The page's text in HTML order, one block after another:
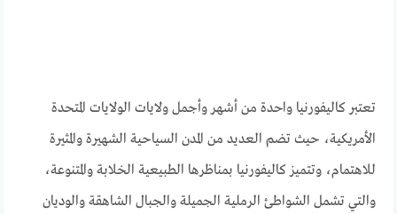
تعتبر كاليفورنيا واحدة من أشهر وأجمل ولايات الولايات المتحدة
الأمريكية، حيث تضم العديد من المدن السياحية الشهيرة والمثيرة
للاهتمام، وتتميز كاليفورنيا بمناظرها الطبيعية الخلابة والمتنوعة،
والتي تشمل الشواطئ الرملية الجميلة والجبال الشاهقة والوديان